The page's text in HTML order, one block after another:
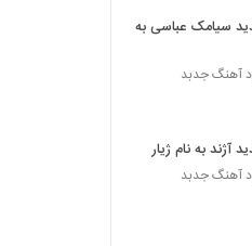
سیامک عباسی به
آهنگ جدبد
آژند به نام ژیار
آهنگ جدبد